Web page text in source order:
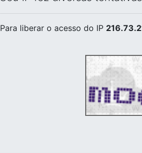
Para liberar o acesso do IP